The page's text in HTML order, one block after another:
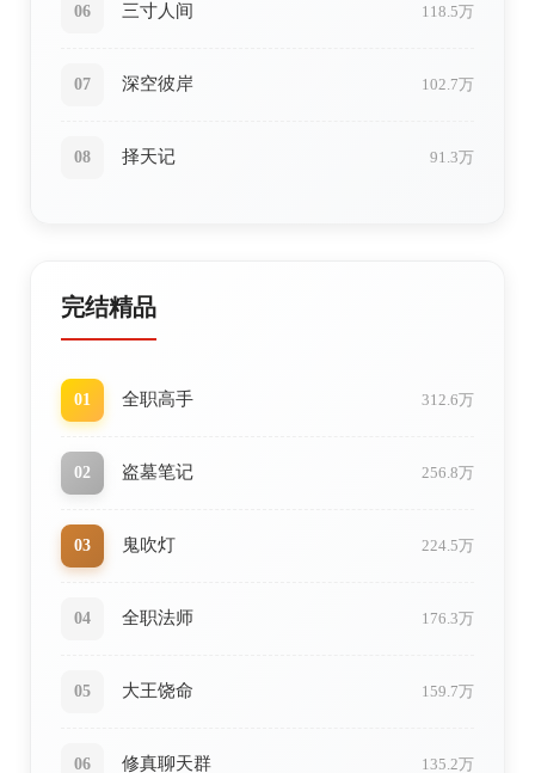
06 三寸人间 118.5万
07 深空彼岸 102.7万
08 择天记 91.3万
完结精品
01 全职高手 312.6万
02 盗墓笔记 256.8万
03 鬼吹灯 224.5万
04 全职法师 176.3万
05 大王饶命 159.7万
06 修真聊天群 135.2万